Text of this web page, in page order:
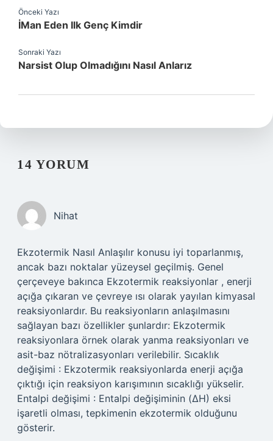
Önceki Yazı
İMan Eden Ilk Genç Kimdir
Sonraki Yazı
Narsist Olup Olmadığını Nasıl Anlarız
14 YORUM
Nihat
Ekzotermik Nasıl Anlaşılır konusu iyi toparlanmış,
ancak bazı noktalar yüzeysel geçilmiş. Genel
çerçeveye bakınca Ekzotermik reaksiyonlar , enerji
açığa çıkaran ve çevreye ısı olarak yayılan kimyasal
reaksiyonlardır. Bu reaksiyonların anlaşılmasını
sağlayan bazı özellikler şunlardır: Ekzotermik
reaksiyonlara örnek olarak yanma reaksiyonları ve
asit-baz nötralizasyonları verilebilir. Sıcaklık
değişimi : Ekzotermik reaksiyonlarda enerji açığa
çıktığı için reaksiyon karışımının sıcaklığı yükselir.
Entalpi değişimi : Entalpi değişiminin (ΔH) eksi
işaretli olması, tepkimenin ekzotermik olduğunu
gösterir.